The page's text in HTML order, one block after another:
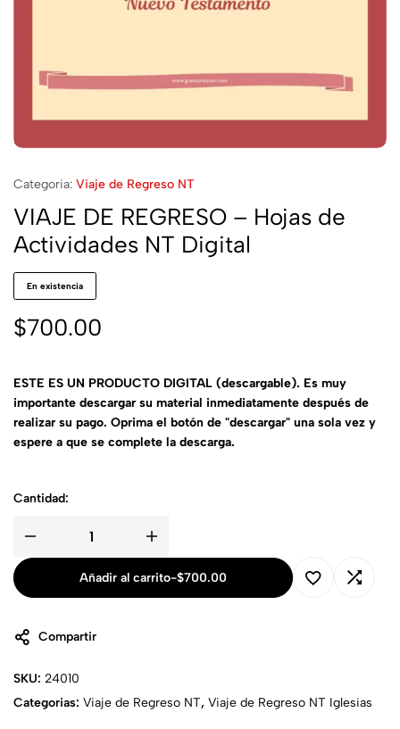
Categoria: Viaje de Regreso NT
VIAJE DE REGRESO – Hojas de
Actividades NT Digital
En existencia
$700.00
ESTE ES UN PRODUCTO DIGITAL (descargable). Es muy
importante descargar su material inmediatamente después de
realizar su pago. Oprima el botón de "descargar" una sola vez y
espere a que se complete la descarga.
Cantidad:
Añadir al carrito-$700.00
Compartir
SKU: 24010
Categorias: Viaje de Regreso NT, Viaje de Regreso NT Iglesias